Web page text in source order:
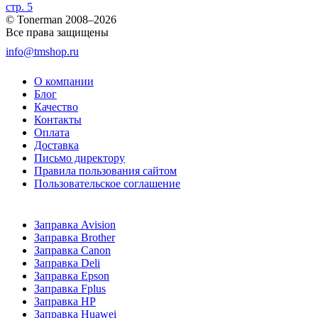
стр. 5
© Tonerman 2008–2026
Все права защищены
info@tmshop.ru
О компании
Блог
Качество
Контакты
Оплата
Доставка
Письмо директору
Правила пользования сайтом
Пользовательское соглашение
Заправка Avision
Заправка Brother
Заправка Canon
Заправка Deli
Заправка Epson
Заправка Fplus
Заправка HP
Заправка Huawei